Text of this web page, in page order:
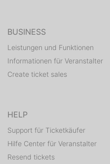
http://www.sun-
BUSINESS
Leistungen und Funktionen
Informationen für Veranstalter
Create ticket sales
HELP
Support für Ticketkäufer
Hilfe Center für Veranstalter
Resend tickets